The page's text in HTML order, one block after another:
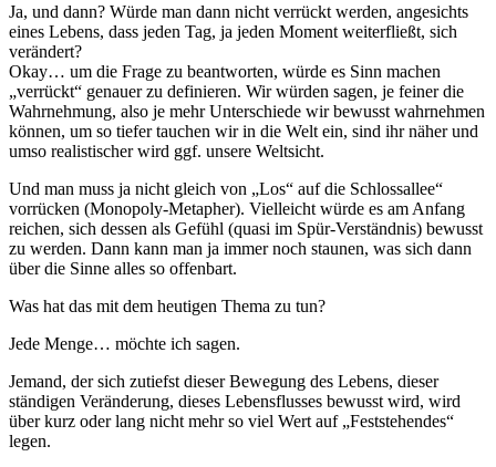
Ja, und dann? Würde man dann nicht verrückt werden, angesichts
eines Lebens, dass jeden Tag, ja jeden Moment weiterfließt, sich
verändert?
Okay… um die Frage zu beantworten, würde es Sinn machen
„verrückt“ genauer zu definieren. Wir würden sagen, je feiner die
Wahrnehmung, also je mehr Unterschiede wir bewusst wahrnehmen
können, um so tiefer tauchen wir in die Welt ein, sind ihr näher und
umso realistischer wird ggf. unsere Weltsicht.
Und man muss ja nicht gleich von „Los“ auf die Schlossallee“
vorrücken (Monopoly-Metapher). Vielleicht würde es am Anfang
reichen, sich dessen als Gefühl (quasi im Spür-Verständnis) bewusst
zu werden. Dann kann man ja immer noch staunen, was sich dann
über die Sinne alles so offenbart.
Was hat das mit dem heutigen Thema zu tun?
Jede Menge… möchte ich sagen.
Jemand, der sich zutiefst dieser Bewegung des Lebens, dieser
ständigen Veränderung, dieses Lebensflusses bewusst wird, wird
über kurz oder lang nicht mehr so viel Wert auf „Feststehendes“
legen.